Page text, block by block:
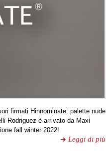
firmati Hinnominate: palette nude
Rodriguez è arrivato da Maxi
fall winter 2022!
Leggi di più